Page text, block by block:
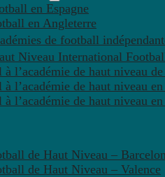
en Espagne
en Angleterre
de football
Niveau International
l’académie de haut niveau
à l’académie de haut niveau
l’académie de haut niveau
de Haut Niveau –
de Haut Niveau – Valence